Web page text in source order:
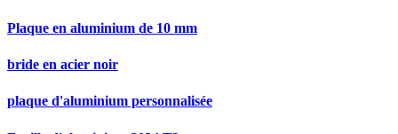
Plaque en aluminium de 10 mm
bride en acier noir
plaque d'aluminium personnalisée